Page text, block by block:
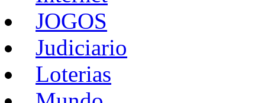
JOGOS
Judiciario
Loterias